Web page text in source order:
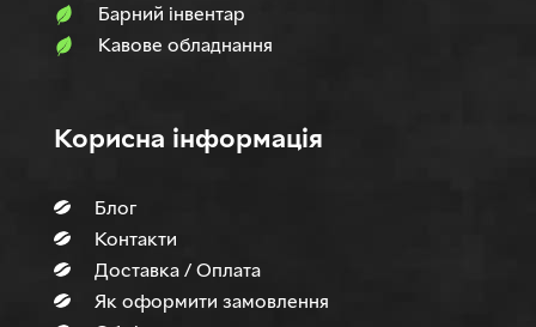
Барний інвентар
Кавове обладнання
Корисна інформація
Блог
Контакти
Доставка / Оплата
Як оформити замовлення